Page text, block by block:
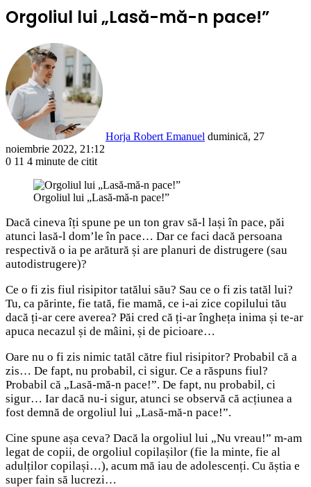
Orgoliul lui „Lasă-mă-n pace!”
Horja Robert Emanuel duminică, 27
noiembrie 2022, 21:12
0 11 4 minute de citit
Orgoliul lui „Lasă-mă-n pace!”
Dacă cineva îți spune pe un ton grav să-l lași în pace, păi
atunci lasă-l dom’le în pace… Dar ce faci dacă persoana
respectivă o ia pe arătură și are planuri de distrugere (sau
autodistrugere)?
Ce o fi zis fiul risipitor tatălui său? Sau ce o fi zis tatăl lui?
Tu, ca părinte, fie tată, fie mamă, ce i-ai zice copilului tău
dacă ți-ar cere averea? Păi cred că ți-ar îngheța inima și te-ar
apuca necazul și de mâini, și de picioare…
Oare nu o fi zis nimic tatăl către fiul risipitor? Probabil că a
zis… De fapt, nu probabil, ci sigur. Ce a răspuns fiul?
Probabil că „Lasă-mă-n pace!”. De fapt, nu probabil, ci
sigur… Iar dacă nu-i sigur, atunci se observă că acțiunea a
fost demnă de orgoliul lui „Lasă-mă-n pace!”.
Cine spune așa ceva? Dacă la orgoliul lui „Nu vreau!” m-am
legat de copii, de orgoliul copilașilor (fie la minte, fie al
adulților copilași…), acum mă iau de adolescenți. Cu ăștia e
super fain să lucrezi…